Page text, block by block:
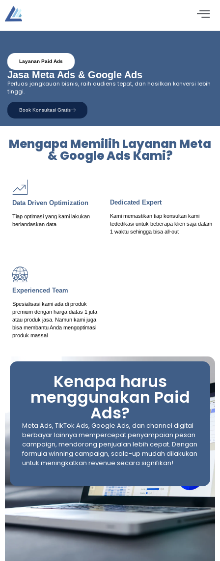
Layanan Paid Ads
Jasa Meta Ads & Google Ads
Perluas jangkauan bisnis, raih audiens tepat, dan hasilkan konversi lebih
tinggi.
Book Konsultasi Gratis
Mengapa Memilih Layanan Meta
& Google Ads Kami?
Data Driven Optimization
Tiap optimasi yang kami lakukan
berlandaskan data
Dedicated Expert
Kami memastikan tiap konsultan kami
tededikasi untuk beberapa klien saja dalam
1 waktu sehingga bisa all-out
Experienced Team
Spesialisasi kami ada di produk
premium dengan harga diatas 1 juta
atau produk jasa. Namun kami juga
bisa membantu Anda mengoptimasi
produk massal
Meta Ads, TikTok Ads, Google Ads, dan channel digital
berbayar lainnya mempercepat penyampaian pesan
campaign, mendorong penjualan lebih cepat. Dengan
formula winning campaign, scale-up mudah dilakukan
untuk meningkatkan revenue secara signifikan!
Kenapa harus
menggunakan Paid
Ads?